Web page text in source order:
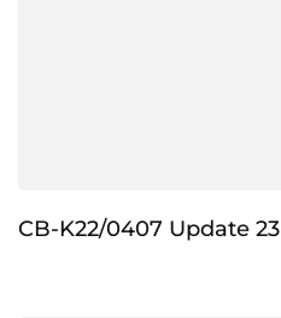
CB-K22/0407 Update 23